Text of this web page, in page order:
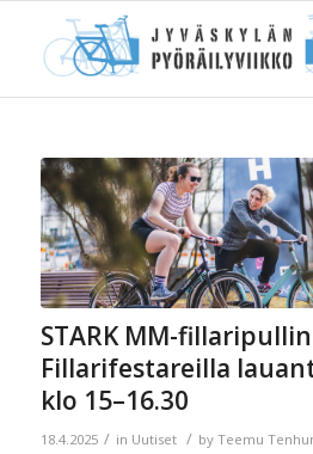
STARK MM-
Fillarifestareilla
klo 15–16.30
18.4.2025 / in Uutiset / by Teemu